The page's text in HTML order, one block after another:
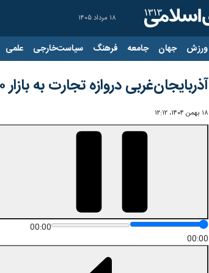
۱۸ مرداد ۱۴۰۵
ورزش جهان جامعه فرهنگ سیاست‌خارجی علمی
آذربایجان‌غربی دروازه تجارت به بازار ۱۵۰ میلیون نفری است+ فیلم
۱۸ بهمن ۱۴۰۴، ۱۲:۱۲
00:00
00:00